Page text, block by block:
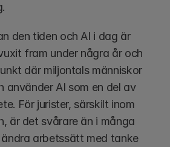
den tiden och AI i dag är
fram under några år och
där miljontals människor
använder AI som en del av
För jurister, särskilt inom
är det svårare än i många
arbetssätt med tanke